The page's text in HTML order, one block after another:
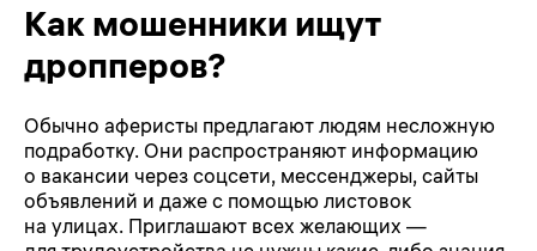
Как мошенники ищут
дропперов?
Обычно аферисты предлагают людям несложную
подработку. Они распространяют информацию
о вакансии через соцсети, мессенджеры, сайты
объявлений и даже с помощью листовок
на улицах. Приглашают всех желающих —